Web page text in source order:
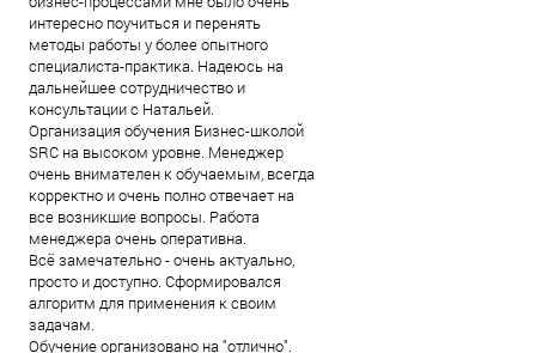
интересно поучиться и перенять
методы работы у более опытного
специалиста-практика. Надеюсь на
дальнейшее сотрудничество и
консультации с Натальей.
Организация обучения Бизнес-школой
SRC на высоком уровне. Менеджер
очень внимателен к обучаемым, всегда
корректно и очень полно отвечает на
все возникшие вопросы. Работа
менеджера очень оперативна.
Всё замечательно - очень актуально,
просто и доступно. Сформировался
алгоритм для применения к своим
задачам.
Обучение организовано на "отлично".